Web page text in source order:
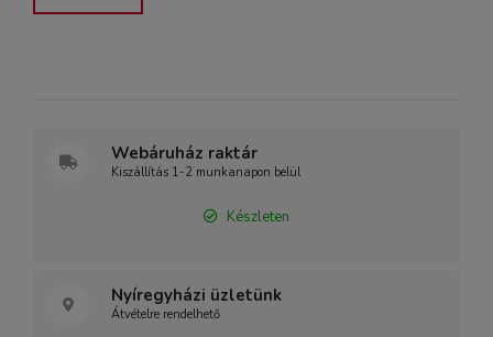
Webáruház raktár
Kiszállítás 1-2 munkanapon belül
Készleten
Nyíregyházi üzletünk
Átvételre rendelhető